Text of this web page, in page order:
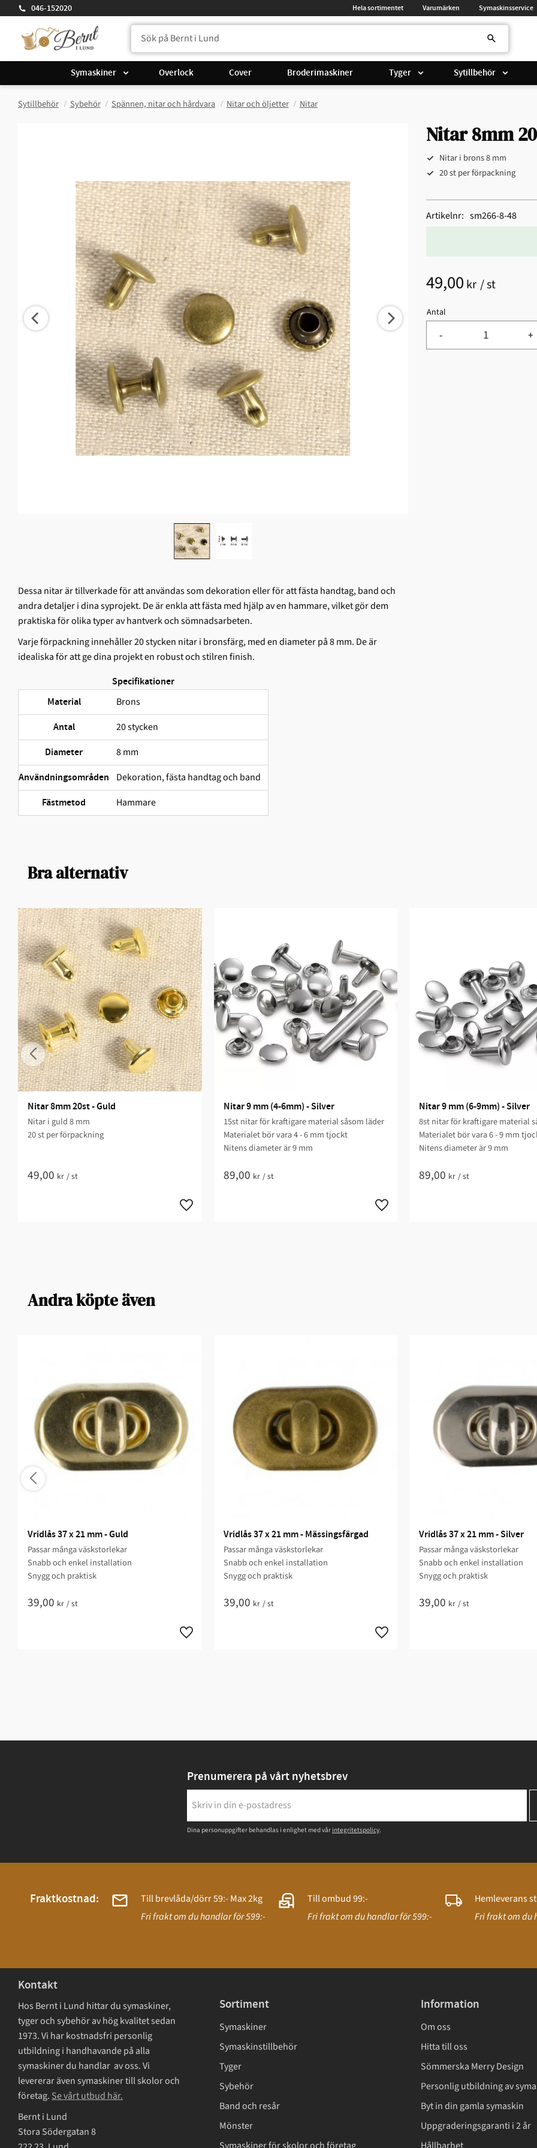
046-152020 Hela sortimentet Varumärken Symaskinsservice
Symaskiner Overlock Cover Broderimaskiner Tyger Sytillbehör
Sytillbehör Sybehör Spännen, nitar och hårdvara Nitar och öljetter Nitar
Nitar 8mm
Nitar i brons 8 mm
20 st per förpackning
49,00 kr /st
Antal
+
-
Artikelnr sm266-8-48
Dessa nitar är tillverkade för att användas som dekoration eller för att fästa handtag, band och
andra detaljer i dina syprojekt. De är enkla att fästa med hjälp av en hammare, vilket gör dem
praktiska för olika typer av hantverk och sömnadsarbeten.
Varje förpackning innehåller 20 stycken nitar i bronsfärg, med en diameter på 8 mm. De är
idealiska för att ge dina projekt en robust och stilren finish.
Specifikationer
Material
Brons
Antal 20 stycken
Diameter 8 mm
Användningsområden Dekoration, fästa handtag och band
Fästmetod Hammare
Bra alternativ
Nitar 8mm 20st - Guld
Nitar i guld 8 mm
20 st per förpackning
49,00 kr /st
Nitar 9 mm (4-6mm) - Silver
15st nitar för kraftigare material såsom läder
Materialet bör vara 4 - 6 mm tjockt
Nitens diameter är 9 mm​
89,00 kr /st
Nitar 9 mm (6-9mm) - Silver
8st nitar för kraftigare material
Materialet bör vara 6 - 9 mm
Nitens diameter är 9 mm​
89,00 kr /st
Andra köpte även
Vridlås 37 x 21 mm - Guld
Passar många väskstorlekar
Snabb och enkel installation
Snygg och praktisk
39,00 kr /st
Vridlås 37 x 21 mm - Mässingsfärgad
Passar många väskstorlekar
Snabb och enkel installation
Snygg och praktisk
39,00 kr /st
Vridlås 37 x 21 mm - Silver
Passar många väskstorlekar
Snabb och enkel installation
Snygg och praktisk
39,00 kr /st
Prenumerera på vårt nyhetsbrev
Dina personuppgifter behandlas i enlighet med vår integritetspolicy.
Fraktkostnad:
Till brevlåda/dörr 59:- Max 2kg
Fri frakt om du handlar för 599:-
Till ombud 99:-
Fri frakt om du handlar för 599:-
Hemleverans
Fri frakt om du
Kontakt
Hos Bernt i Lund hittar du symaskiner,
tyger och sybehör av hög kvalitet sedan
1973. Vi har kostnadsfri personlig
utbildning i handhavande på alla
symaskiner du handlar av oss. Vi
levererar även symaskiner till skolor och
företag. Se vårt utbud här.
Bernt i Lund
Stora Södergatan 8
Sortiment
Symaskiner
Symaskinstillbehör
Tyger
Sybehör
Band och resår
Mönster
Information
Om oss
Hitta till oss
Sömmerska Merry Design
Personlig utbildning av
Byt in din gamla symaskin
Uppgraderingsgaranti i 2 år